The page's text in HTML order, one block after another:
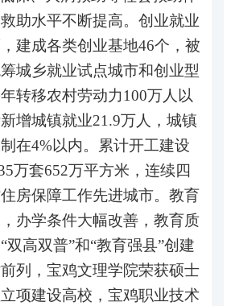
助水平不断提高。创业就业
建成各类创业基地46个，被
城乡就业试点城市和创业型
转移农村劳动力100万人以
新增城镇就业21.9万人，城镇
在4%以内。累计开工建设
万套652万平方米，连续四
房保障工作先进城市。教育
办学条件大幅改善，教育质
双高双普”和“教育强县”创建
列，宝鸡文理学院荣获硕士
项建设高校，宝鸡职业技术